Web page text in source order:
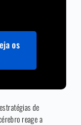
os
de
reage a